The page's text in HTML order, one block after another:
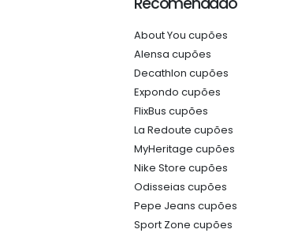
About You cupões
Alensa cupões
Decathlon cupões
Expondo cupões
FlixBus cupões
La Redoute cupões
MyHeritage cupões
Nike Store cupões
Odisseias cupões
Pepe Jeans cupões
Sport Zone cupões